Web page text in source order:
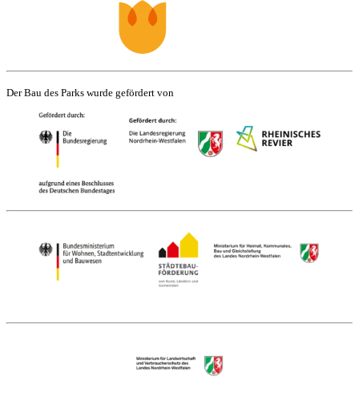
Der Bau des Parks wurde gefördert von